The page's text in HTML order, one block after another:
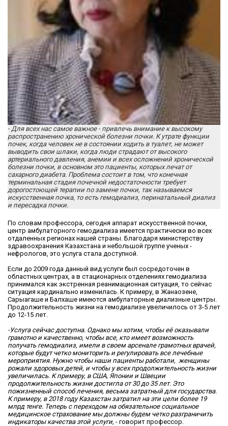
- Для всех нас самое важное - привлечь внимание к высокому
распространению хронической болезни почки. К утрате функции
почек, когда человек не в состоянии ходить в туалет, не может
выводить свои шлаки, когда люди страдают от высокого
артериального давления, анемии и всех осложнений хронической
болезни почки, в основном это пациенты, которых лечат от
сахарного диабета. Проблема состоит в том, что конечная
терминальная стадия почечной недостаточности требует
дорогостоющей терапии по замене почки, так называемся
искусственная почка, то есть гемодиализ, перинатальный диализ
и пересадка почки.
По словам профессора, сегодня аппарат искусственной почки,
центр амбулаторного гемодиализа имеется практически во всех
отдаленных регионах нашей страны. Благодаря министерству
здравоохранения Казахстана и небольшой группе ученых -
нефрологов, это услуга стала доступной.
Если до 2009 года данный вид услуги был сосредоточен в
областных центрах, а в стационарных отделениях гемодиализа
принимался как экстренная реанимационная ситуация, то сейчас
ситуация кардинально изменилась. К примеру, в Жанаозене,
Сарыагаше и Балхаше имеются амбулаторные диализные центры.
Продолжительность жизни на гемодиализе увеличилось от 3-5 лет
до 12-15 лет.​
-Услуга сейчас доступна. Однако мы хотим, чтобы её оказывали
грамотно и качественно, чтобы все, кто имеет возможность
получать гемодиализ, имели в своем арсенале грамотных врачей,
которые будут четко мониторить и регулировать все лечебные
мероприятия. Нужно чтобы наши пациенты работали, женщины
рожали здоровых детей, и чтобы у всех продолжительность жизни
увеличилась. К примеру, в США, Японии и Швеции
продолжительность жизни достигла от 30 до 35 лет. Это
пожизненный способ лечения, весьма затратный для государства.
К примеру, в 2018 году Казахстан затратил на эти цели более 19
млрд тенге. Теперь с переходом на обязательное социальное
медицинское страхование мы должны будем четко разграничить
индикаторы качества этой услуги, - говорит профессор.​